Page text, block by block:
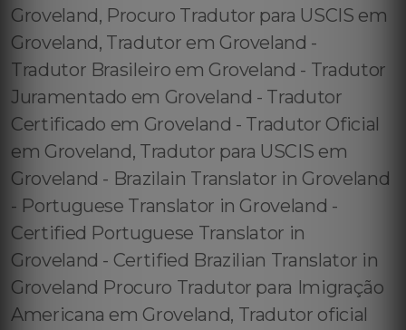
Groveland, Procuro Tradutor para USCIS em
Groveland, Tradutor em Groveland -
Tradutor Brasileiro em Groveland - Tradutor
Juramentado em Groveland - Tradutor
Certificado em Groveland - Tradutor Oficial
em Groveland, Tradutor para USCIS em
Groveland - Brazilain Translator in Groveland
- Portuguese Translator in Groveland -
Certified Portuguese Translator in
Groveland - Certified Brazilian Translator in
Groveland Procuro Tradutor para Imigração
Americana em Groveland, Tradutor oficial